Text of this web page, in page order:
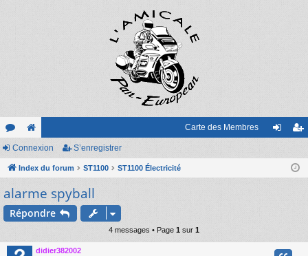
or
u
m
e
sit
e
Carte des Membres
nr
Connexion S’enregistrer
Index du forum ST1100 ST1100 Électricité
alarme spyball
Répondre
4 messages • Page 1 sur 1
didier382002